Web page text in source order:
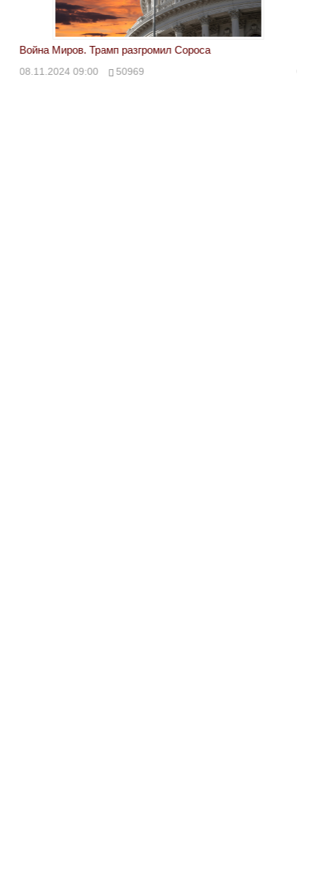
Война Миров. Трамп разгромил Сороса
08.11.2024 09:00 50969